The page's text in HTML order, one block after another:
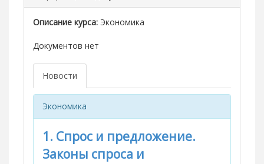
Описание курса: Экономика
Документов нет
Новости
Экономика
1. Спрос и предложение.
Законы спроса и